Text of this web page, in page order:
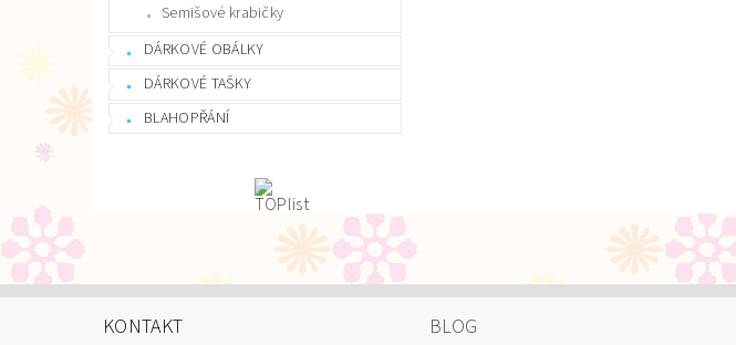
Semišové krabičky
DÁRKOVÉ OBÁLKY
DÁRKOVÉ TAŠKY
BLAHOPŘÁNÍ
KONTAKT BLOG